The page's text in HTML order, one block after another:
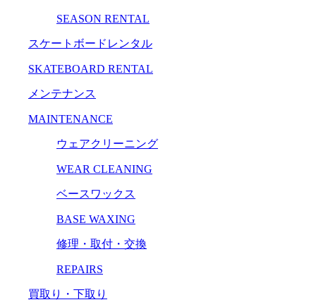
SEASON RENTAL
スケートボードレンタル
SKATEBOARD RENTAL
メンテナンス
MAINTENANCE
ウェアクリーニング
WEAR CLEANING
ベースワックス
BASE WAXING
修理・取付・交換
REPAIRS
買取り・下取り